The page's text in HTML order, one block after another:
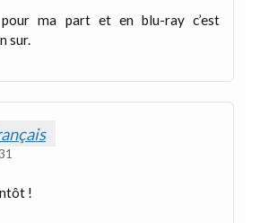
pour ma part et en blu-ray c’est
sur.
!